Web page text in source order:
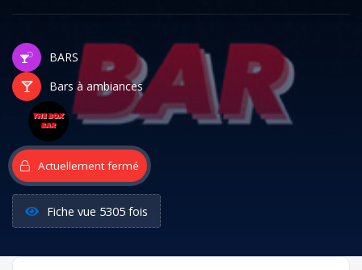
BARS
Bars à ambiances
Actuellement fermé
Fiche vue 5305 fois